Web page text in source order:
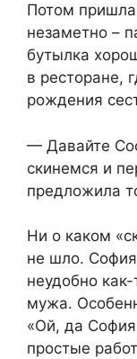
Потом
незаметно –
бутылка
в ресторане,
рождения
— Давайте
скинемся и
предложила
Ни о каком
не шло.
неудобно
мужа.
«Ой, да
простые